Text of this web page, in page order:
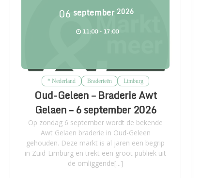
06 september 2026
11:00 - 17:00
* Nederland Braderieën Limburg
Oud-Geleen – Braderie Awt
Gelaen – 6 september 2026
Op zondag 6 september wordt de bekende
Awt Gelaen braderie in Oud-Geleen
gehouden. Deze markt is al jaren een begrip
in Zuid-Limburg en trekt een groot publiek uit
de omliggende[...]